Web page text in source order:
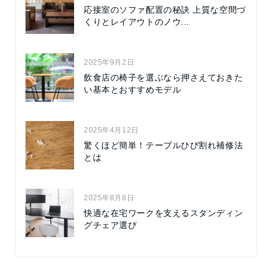
応接室のソファ配置の秘訣 上質な空間づ
くりとレイアウトのノウ...
2025年9月2日
飲食店の椅子を選ぶなら押さえておきた
い基本とおすすめモデル
2025年4月12日
驚くほど簡単！テーブルひび割れ補修法
とは
2025年8月8日
快適な在宅ワークを支えるスタンディン
グチェア選び